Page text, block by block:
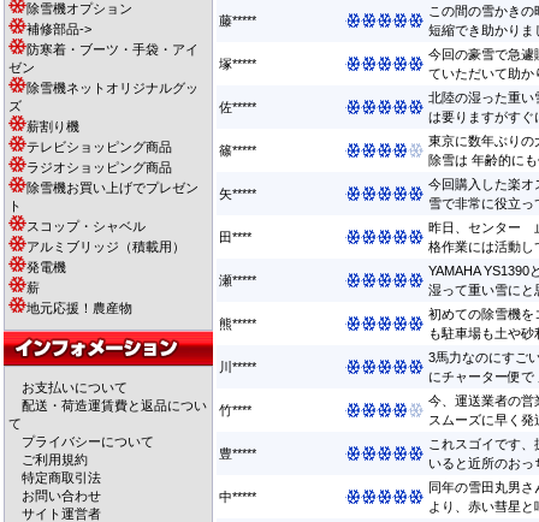
除雪機オプション
補修部品->
防寒着・ブーツ・手袋・アイ
ゼン
除雪機ネットオリジナルグッ
ズ
薪割り機
テレビショッピング商品
ラジオショッピング商品
除雪機お買い上げでプレゼン
ト
スコップ・シャベル
アルミブリッジ（積載用）
発電機
薪
地元応援！農産物
お支払いについて
配送・荷造運賃費と返品につい
て
プライバシーについて
ご利用規約
特定商取引法
お問い合わせ
サイト運営者
藤*****
この間の雪かき
短縮でき助かりま
塚*****
今回の豪雪で急遽
ていただいて助か
佐*****
北陸の湿った重い
は要りますがすぐ
篠*****
東京に数年ぶりの
除雪は 年齢的に
矢*****
今回購入した楽オ
雪で非常に役立
田****
昨日、センター
格作業には活動し
瀬*****
YAMAHA YS1390
湿って重い雪にと
熊*****
初めての除雪機を
も駐車場も土や
川*****
3馬力なのにすご
にチャーター便で
竹****
今、運送業者の営
スムーズに早く
豊*****
これスゴイです
いると近所のおっ
中*****
同年の雪田丸男
より、赤い彗星